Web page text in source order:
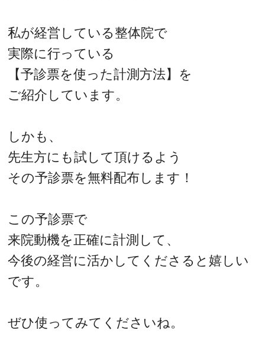
私が経営している整体院で
実際に行っている
【予診票を使った計測方法】を
ご紹介しています。
しかも、
先生方にも試して頂けるよう
その予診票を無料配布します！
この予診票で
来院動機を正確に計測して、
今後の経営に活かしてくださると嬉しい
です。
ぜひ使ってみてくださいね。